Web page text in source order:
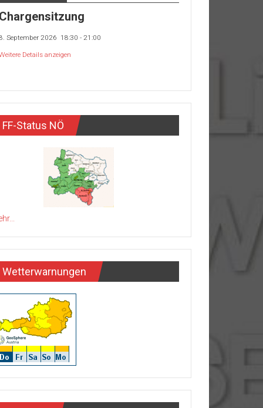
September 2026 18:30 - 21:00
Details anzeigen
FF-Status NÖ
Wetterwarnungen